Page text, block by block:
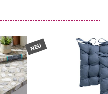
NEU